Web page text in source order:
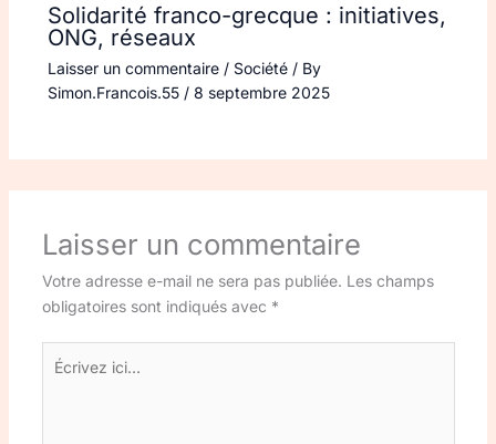
Solidarité franco-grecque : initiatives,
ONG, réseaux
Laisser un commentaire / Société/ By
Simon.Francois.55 / 8 septembre 2025
Laisser un commentaire
Votre adresse e-mail ne sera pas publiée. Les champs
obligatoires sont indiqués avec *
Écrivez
ici…